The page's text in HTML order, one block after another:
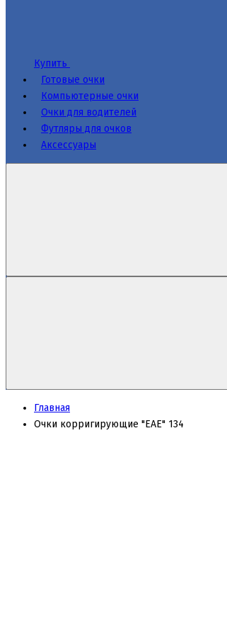
Купить
Готовые очки
Компьютерные очки
Очки для водителей
Футляры для очков
Аксессуары
Главная
Очки корригирующие "EAE" 134